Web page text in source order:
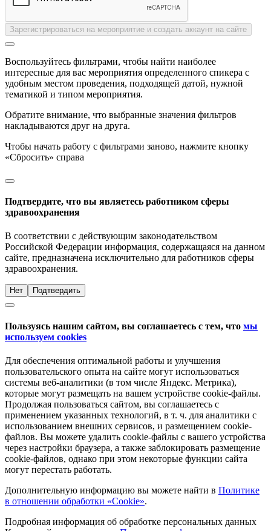
Зарегистрироваться на мероприятие и создать аккаунт на сайте
Воспользуйтесь фильтрами, чтобы найти наиболее
интересные для вас мероприятия определенного спикера с
удобным местом проведения, подходящей датой, нужной
тематикой и типом мероприятия.
Обратите внимание, что выбранные значения фильтров
накладываются друг на друга.
Чтобы начать работу с фильтрами заново, нажмите кнопку
«Сбросить» справа
Подтвердите, что вы являетесь работником сферы
здравоохранения
В соответствии с действующим законодательством
Российской Федерации информация, содержащаяся на данном
сайте, предназначена исключительно для работников сферы
здравоохранения.
Нет Подтвердить
Пользуясь нашим сайтом, вы соглашаетесь с тем, что мы
используем cookies
Для обеспечения оптимальной работы и улучшения
пользовательского опыта на сайте могут использоваться
системы веб-аналитики (в том числе Яндекс. Метрика),
которые могут размещать на вашем устройстве cookie-файлы.
Продолжая пользоваться сайтом, вы соглашаетесь с
применением указанных технологий, в т. ч. для аналитики с
использованием внешних сервисов, и размещением cookie-
файлов. Вы можете удалить cookie-файлы с вашего устройства
через настройки браузера, а также заблокировать размещение
cookie-файлов, однако при этом некоторые функции сайта
могут перестать работать.
Дополнительную информацию вы можете найти в Политике
в отношении обработки «Cookie».
Подробная информация об обработке персональных данных